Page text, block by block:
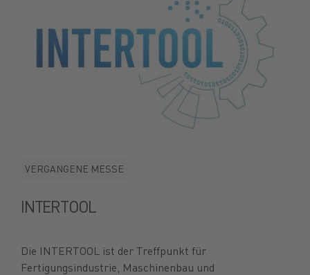
VERGANGENE MESSE
INTERTOOL
Die INTERTOOL ist der Treffpunkt für
Fertigungsindustrie, Maschinenbau und